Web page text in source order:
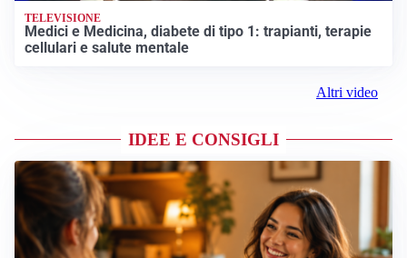
TELEVISIONE
Medici e Medicina, diabete di tipo 1: trapianti, terapie
cellulari e salute mentale
Altri video
IDEE E CONSIGLI